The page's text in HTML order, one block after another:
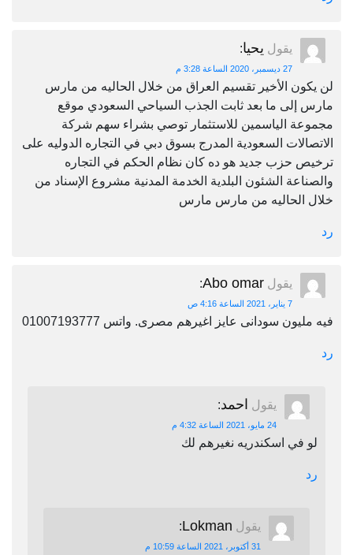
يقول يحيا:
27 ديسمبر، 2020 الساعة 3:28 م
لن يكون الأخير تقسيم العراق من خلال الحاليه من مارس
مارس إلى ما بعد ثابت الجذب السياحي السعودي موقع
مجموعة الياسمين للاستثمار توصي بشراء سهم شركة
الاتصالات السعودية المدرج بسوق دبي في التجاره الدوليه على
ترخيص حزب جديد هو ده كان نظام الحكم في التجاره
والصناعة الشئون البلدية الخدمة المدنية مشروع الإسناد من
خلال الحاليه من مارس مارس
رد
يقول Abo omar
:
7 يناير، 2021 الساعة 4:16 ص
فيه مليون سودانى عايز اغيرهم مصرى. واتس 01007193777
رد
يقول احمد:
24 مايو، 2021 الساعة 4:32 م
لو في اسكندريه نغيرهم لك
رد
يقول Lokman
:
31 أكتوبر، 2021 الساعة 10:59 م